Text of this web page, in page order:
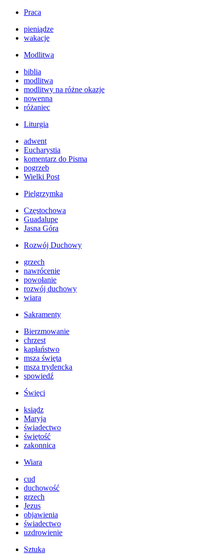
Praca
pieniądze
wakacje
Modlitwa
biblia
modlitwa
modlitwy na różne okazje
nowenna
różaniec
Liturgia
adwent
Eucharystia
komentarz do Pisma
pogrzeb
Wielki Post
Pielgrzymka
Częstochowa
Guadalupe
Jasna Góra
Rozwój Duchowy
grzech
nawrócenie
powołanie
rozwój duchowy
wiara
Sakramenty
Bierzmowanie
chrzest
kapłaństwo
msza święta
msza trydencka
spowiedź
Święci
ksiądz
Maryja
świadectwo
świętość
zakonnica
Wiara
cud
duchowość
grzech
Jezus
objawienia
świadectwo
uzdrowienie
Sztuka